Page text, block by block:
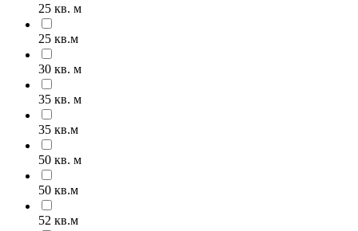
25 кв. м
25 кв.м
30 кв. м
35 кв. м
35 кв.м
50 кв. м
50 кв.м
52 кв.м